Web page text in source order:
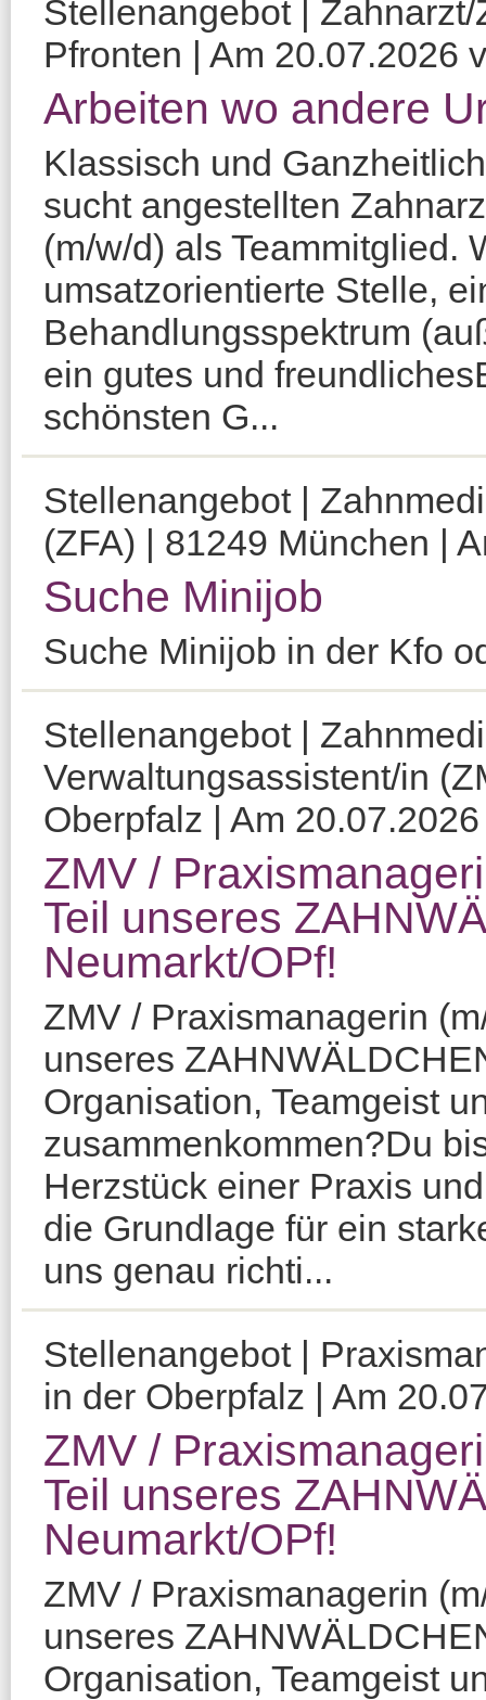
Stellenangebot |
Pfronten | Am 20.07.2026
Arbeiten wo andere
Klassisch und
sucht angestellten
(m/w/d) als Teammitglied.
umsatzorientierte Stelle,
Behandlungsspektrum
ein gutes und
schönsten G...
Stellenangebot |
(ZFA) | 81249 München |
Suche Minijob
Suche Minijob in der Kfo
Stellenangebot |
Verwaltungsassistent/in
Oberpfalz | Am
ZMV /
Teil unseres
Neumarkt/OPf!
ZMV / Praxismanagerin
unseres
Organisation, Teamgeist
zusammenkommen?Du
Herzstück einer Praxis
die Grundlage für ein
uns genau richti...
Stellenangebot |
in der Oberpfalz | Am
ZMV /
Teil unseres
Neumarkt/OPf!
ZMV / Praxismanagerin
unseres
Organisation, Teamgeist